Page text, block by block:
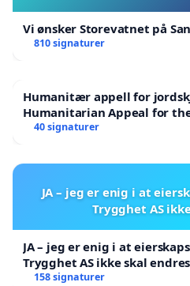
Vi ønsker Storevatnet på
810 signaturer
Humanitær appell for
Humanitarian Appeal for
Victims
40 signaturer
JA – jeg er enig i at
Trygghet AS
JA – jeg er enig i at
Trygghet AS ikke skal endres
158 signaturer